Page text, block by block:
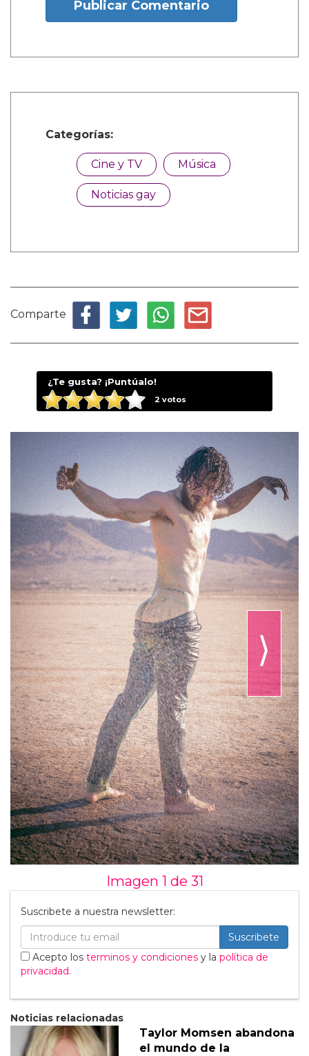
Publicar Comentario
Categorías:
Cine y TV Música
Noticias gay
Comparte
¿Te gusta? ¡Puntúalo!
2 votos
⟩
Imagen 1 de 31
Suscribete a nuestra newsletter:
Suscribete
Acepto los terminos y condiciones y la política de
privacidad.
Noticias relacionadas
Taylor Momsen abandona
el mundo de la